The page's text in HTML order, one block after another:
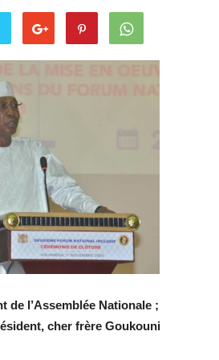
de l’Assemblée Nationale ;
cher frère Goukouni